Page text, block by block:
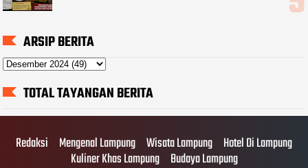
ARSIP BERITA
TOTAL TAYANGAN BERITA
Redaksi Mengenal Lampung Wisata Lampung Hotel Di Lampung
Kuliner Khas Lampung Budaya Lampung